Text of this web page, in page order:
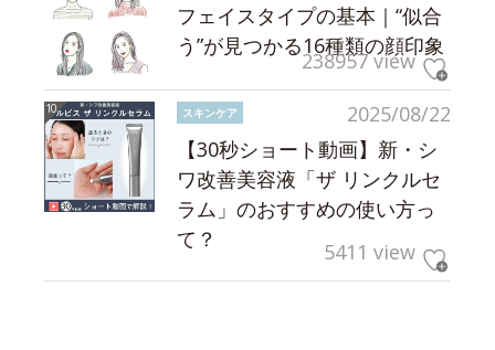
フェイスタイプの基本｜“似合
う”が見つかる16種類の顔印象
238957 view
2025/08/22
スキンケア
【30秒ショート動画】新・シ
ワ改善美容液「ザ リンクルセ
ラム」のおすすめの使い方っ
て？
5411 view